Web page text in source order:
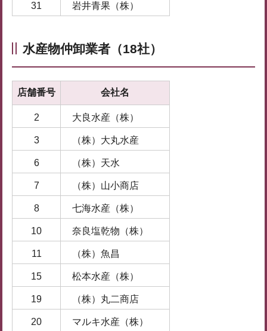
31 岩井青果（株）
水産物仲卸業者 （18社）
店舗番号 会社名
2 大良水産（株）
3 （株）大丸水産
6 （株）天水
7 （株）山小商店
8 七海水産（株）
10 奈良塩乾物（株）
11 （株）魚昌
15 松本水産（株）
19 （株）丸二商店
20 マルキ水産（株）